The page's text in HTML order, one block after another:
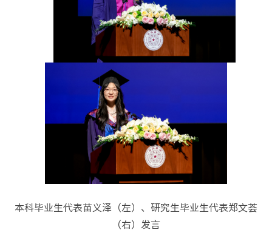
本科毕业生代表苗义泽（左）、研究生毕业生代表郑文荟
（右）发言